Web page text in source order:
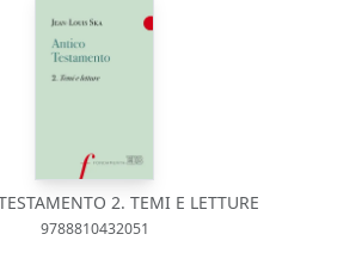
2. TEMI E LETTURE
9788810432051